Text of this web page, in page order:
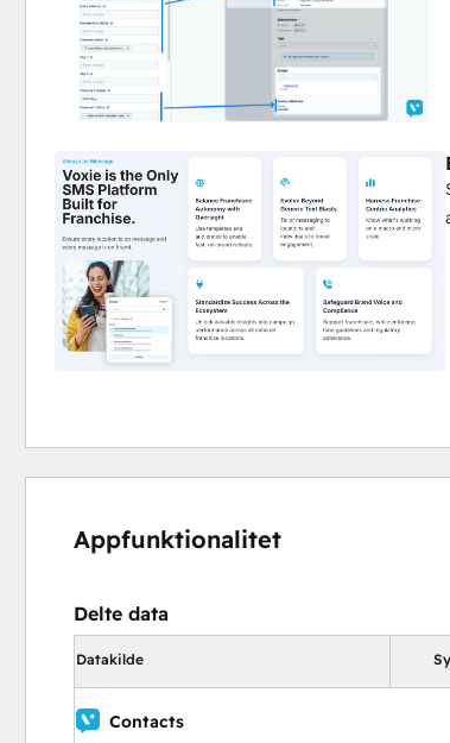
Appfunktionalitet
Delte data
Datakilde
Contacts